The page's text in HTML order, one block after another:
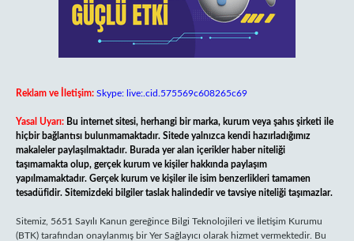
Reklam ve İletişim: Skype: live:.cid.575569c608265c69
Yasal Uyarı: Bu internet sitesi, herhangi bir marka, kurum veya şahıs şirketi ile
hiçbir bağlantısı bulunmamaktadır. Sitede yalnızca kendi hazırladığımız
makaleler paylaşılmaktadır. Burada yer alan içerikler haber niteliği
taşımamakta olup, gerçek kurum ve kişiler hakkında paylaşım
yapılmamaktadır. Gerçek kurum ve kişiler ile isim benzerlikleri tamamen
tesadüfidir. Sitemizdeki bilgiler taslak halindedir ve tavsiye niteliği taşımazlar.
Sitemiz, 5651 Sayılı Kanun gereğince Bilgi Teknolojileri ve İletişim Kurumu
(BTK) tarafından onaylanmış bir Yer Sağlayıcı olarak hizmet vermektedir. Bu